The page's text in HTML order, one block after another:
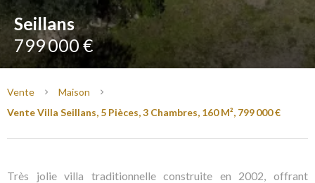
Seillans
799 000 €
Vente
Maison
Vente Villa Seillans, 5 Pièces, 3 Chambres, 160 M², 799 000 €
Très jolie villa traditionnelle construite en 2002, offrant